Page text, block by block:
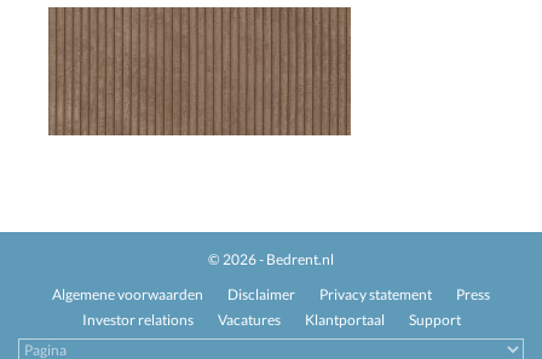
© 2026 - Bedrent.nl
Algemene voorwaarden
Disclaimer Privacy statement
Press
Investor relations
Vacatures Klantportaal Support